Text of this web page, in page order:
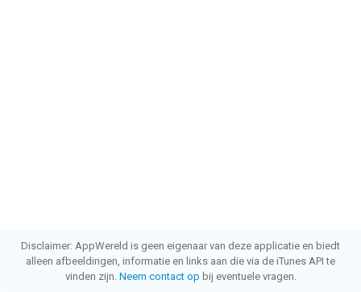
Disclaimer: AppWereld is geen eigenaar van deze applicatie en biedt
alleen afbeeldingen, informatie en links aan die via de iTunes API te
vinden zijn. Neem contact op bij eventuele vragen.